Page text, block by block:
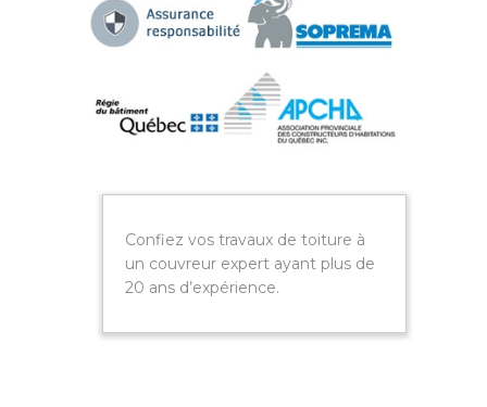
Confiez vos travaux de toiture à
un couvreur expert ayant plus de
20 ans d’expérience.